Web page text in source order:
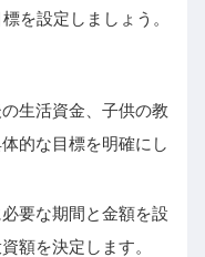
を設定しましょう。
生活資金、子供の教
的な目標を明確にし
要な期間と金額を設
額を決定します。